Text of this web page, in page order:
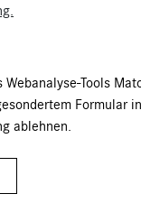
Webanalyse-Tools
Formular
ablehnen.